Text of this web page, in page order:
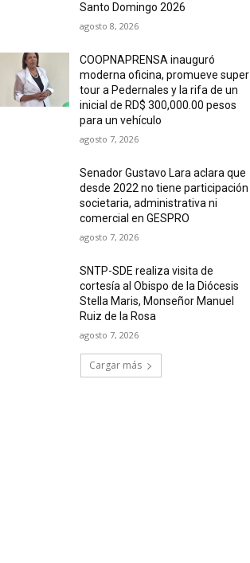
Santo Domingo 2026
agosto 8, 2026
COOPNAPRENSA inauguró
moderna oficina, promueve super
tour a Pedernales y la rifa de un
inicial de RD$ 300,000.00 pesos
para un vehículo
agosto 7, 2026
Senador Gustavo Lara aclara que
desde 2022 no tiene participación
societaria, administrativa ni
comercial en GESPRO
agosto 7, 2026
SNTP-SDE realiza visita de
cortesía al Obispo de la Diócesis
Stella Maris, Monseñor Manuel
Ruiz de la Rosa
agosto 7, 2026
Cargar más